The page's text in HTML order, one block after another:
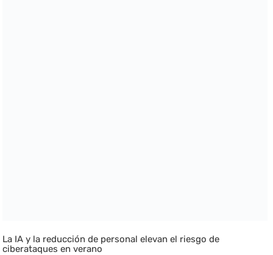
La IA y la reducción de personal elevan el riesgo de
ciberataques en verano